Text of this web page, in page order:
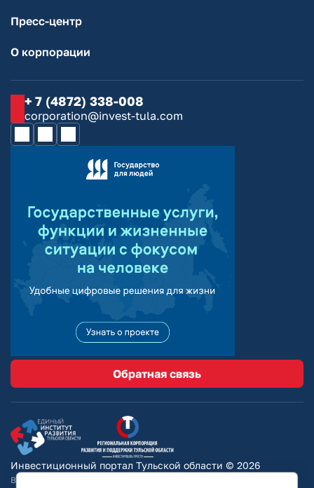
Пресс-центр
О корпорации
+ 7 (4872) 338-008
corporation@invest-tula.com
Обратная связь
Инвестиционный портал Тульской области © 2026
Вся информация на сайте носит ознакомительный характер и ни при